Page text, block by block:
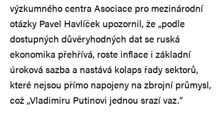
výzkumného centra Asociace pro mezinárodní
otázky Pavel Havlíček upozornil, že „podle
dostupných důvěryhodných dat se ruská
ekonomika přehřívá, roste inflace i základní
úroková sazba a nastává kolaps řady sektorů,
které nejsou přímo napojeny na zbrojní průmysl,
což „Vladimiru Putinovi jednou srazí vaz.“